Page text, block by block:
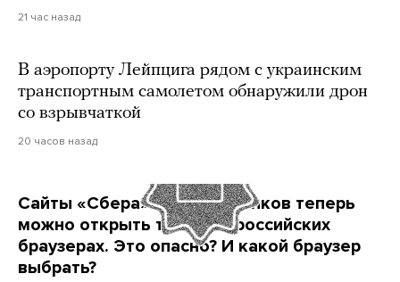
21 час назад
В аэропорту Лейпцига рядом с украинским
транспортным самолетом обнаружили дрон
со взрывчаткой
20 часов назад
Сайты «Сбера» и других банков теперь
можно открыть только в российских
браузерах. Это опасно? И какой браузер
выбрать?